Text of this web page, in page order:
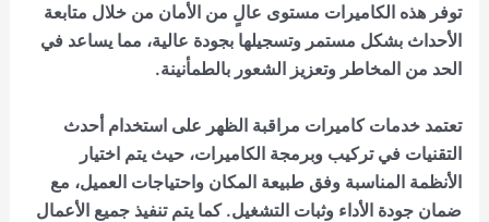
توفر هذه الكاميرات مستوى عالٍ من الأمان من خلال متابعة
الأحداث بشكل مستمر وتسجيلها بجودة عالية، مما يساعد في
الحد من المخاطر وتعزيز الشعور بالطمأنينة.
تعتمد خدماتكاميرات مراقبة الظهر على استخدام أحدث
التقنيات في تركيب وبرمجة الكاميرات، حيث يتم اختيار
الأنظمة المناسبة وفق طبيعة المكان واحتياجات العميل، مع
ضمان جودة الأداء وثبات التشغيل. كما يتم تنفيذ جميع الأعمال